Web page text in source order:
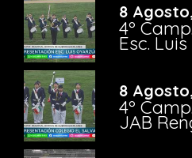
8
4º
Esc.
8
4º
JAB